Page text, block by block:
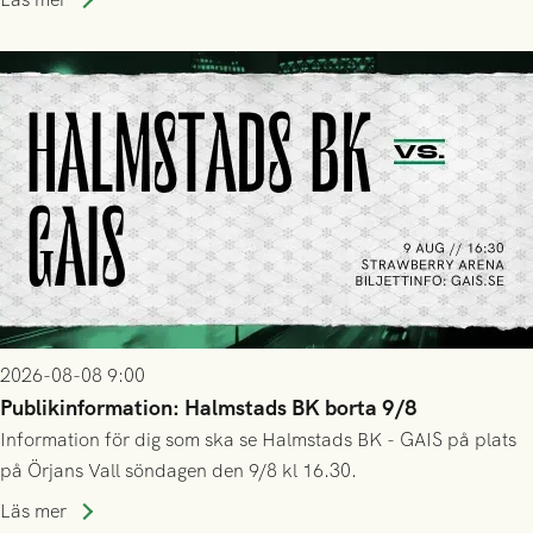
2026-08-08 9:00
Publikinformation: Halmstads BK borta 9/8
Information för dig som ska se Halmstads BK - GAIS på plats
på Örjans Vall söndagen den 9/8 kl 16.30.
Läs mer